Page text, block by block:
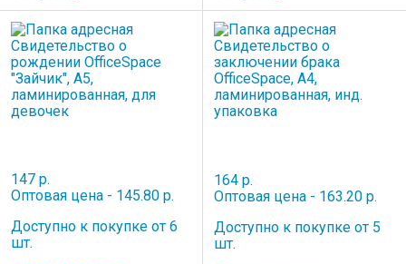
147 р.
Оптовая цена - 145.80 р.
Доступно к покупке от 6
шт.
164 р.
Оптовая цена - 163.20 р.
Доступно к покупке от 5
шт.